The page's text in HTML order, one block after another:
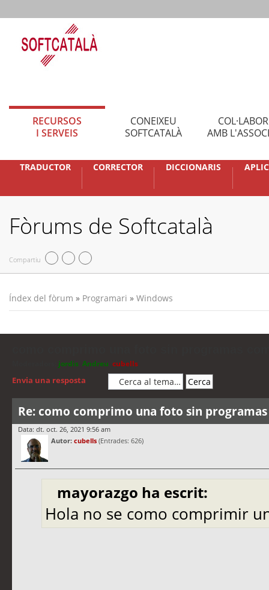
RECURSOS
I SERVEIS
CONEIXEU
SOFTCATALÀ
AMB
TRADUCTOR CORRECTOR DICCIONARIS
Fòrums de Softcatalà
Compartiu
Índex del fòrum » Programari » Windows
jordis Andreu cubells
Envia una resposta
Re: como comprimo una foto sin
Data: dt. oct. 26, 2021 9:56 am
Autor: cubells (Entrades: 626)
mayorazgo ha escrit:
Hola no se como comprimir